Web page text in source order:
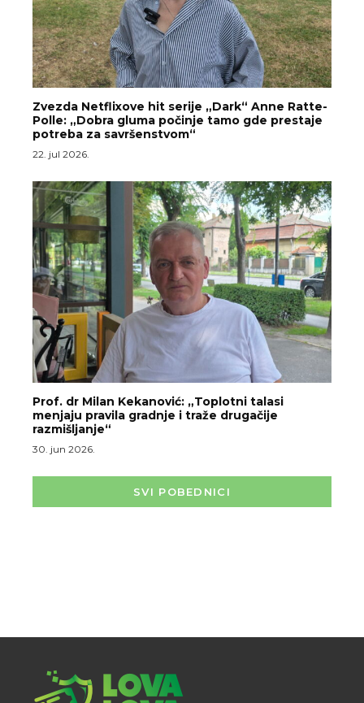
Zvezda Netflixove hit serije „Dark“ Anne Ratte-
Polle: „Dobra gluma počinje tamo gde prestaje
potreba za savršenstvom“
22. jul 2026.
Prof. dr Milan Kekanović: „Toplotni talasi
menjaju pravila gradnje i traže drugačije
razmišljanje“
30. jun 2026.
SVI POBEDNICI